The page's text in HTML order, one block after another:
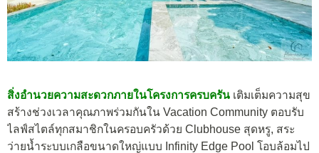
สิ่งอำนวยความสะดวกภายในโครงการครบครัน เติมเต็มความสุข
สร้างช่วงเวลาคุณภาพร่วมกันใน Vacation Community ตอบรับ
ไลฟ์สไตล์ทุกสมาชิกในครอบครัวด้วย Clubhouse สุดหรู, สระ
ว่ายน้ำระบบเกลือขนาดใหญ่แบบ Infinity Edge Pool โอบล้อมไป